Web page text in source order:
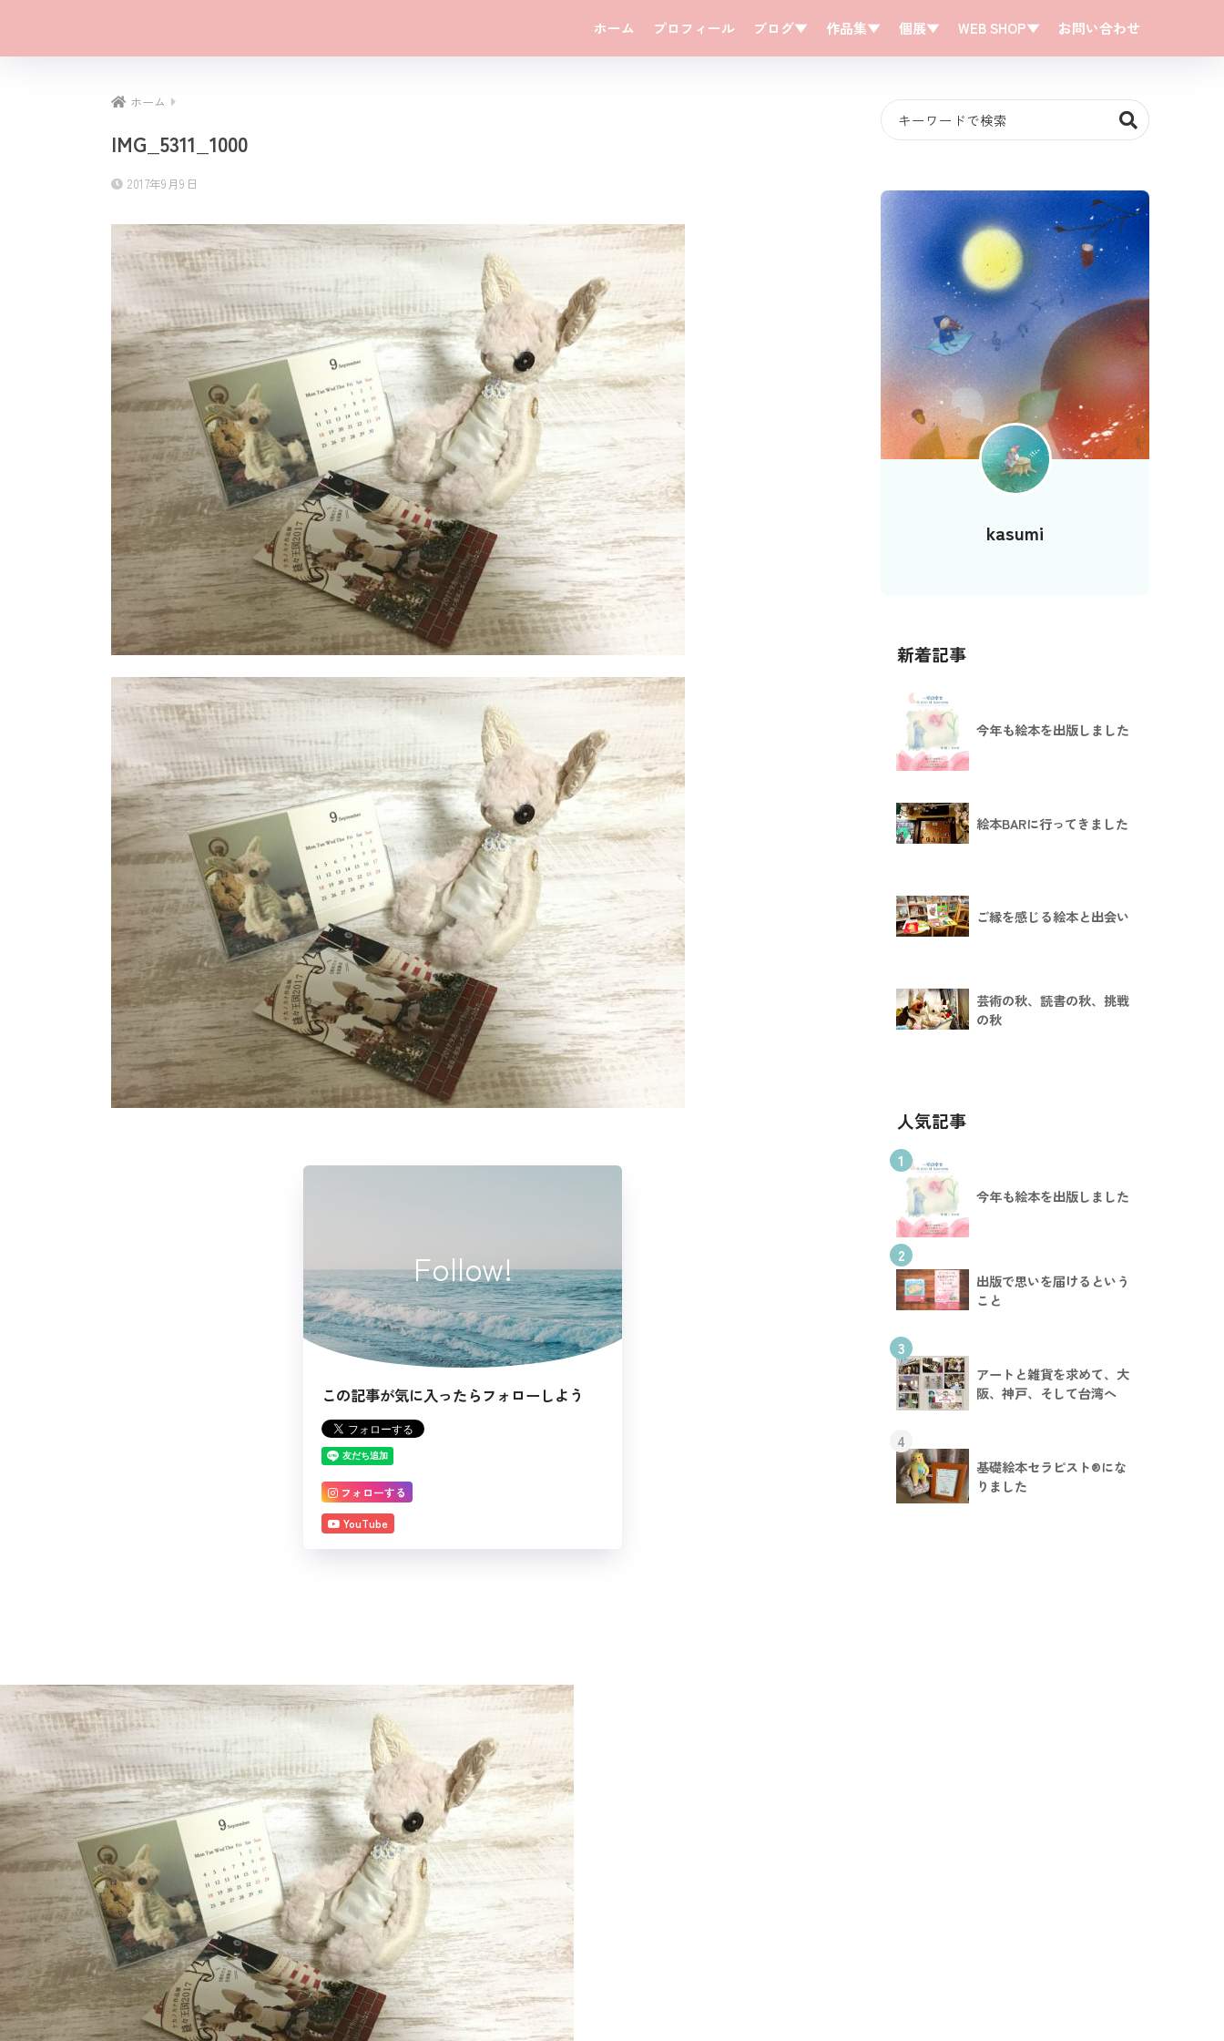
ホーム プロフィール ブログ▼ 作品集▼ 個展▼ WEB SHOP▼ お問い合わせ
ホーム
IMG_5311_1000
2017年9月9日
Follow!
この記事が気に入ったらフォローしよう
フォローする
YouTube
kasumi
新着記事
今年も絵本を出版しました
絵本BARに行ってきました
ご縁を感じる絵本と出会い
芸術の秋、読書の秋、挑戦
の秋
人気記事
1
今年も絵本を出版しました
2
出版で思いを届けるという
こと
3
アートと雑貨を求めて、大
阪、神戸、そして台湾へ
4
基礎絵本セラピスト®︎にな
りました